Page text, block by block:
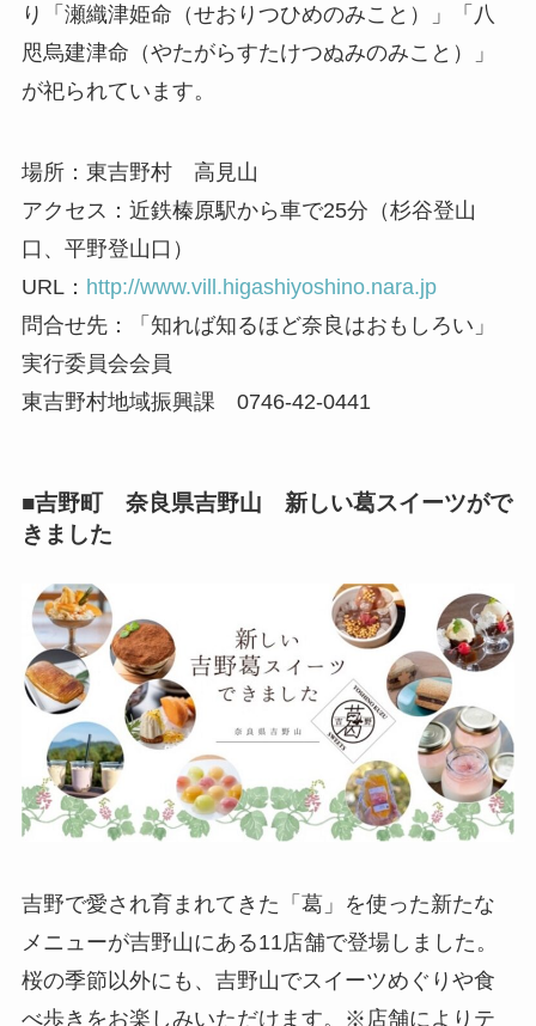
り「瀬織津姫命（せおりつひめのみこと）」「八
咫烏建津命（やたがらすたけつぬみのみこと）」
が祀られています。
場所：東吉野村 高見山
アクセス：近鉄榛原駅から車で25分（杉谷登山
口、平野登山口）
URL： http://www.vill.higashiyoshino.nara.jp
問合せ先：「知れば知るほど奈良はおもしろい」
実行委員会会員
東吉野村地域振興課 0746-42-0441
■吉野町 奈良県吉野山 新しい葛スイーツがで
きました
吉野で愛され育まれてきた「葛」を使った新たな
メニューが吉野山にある11店舗で登場しました。
桜の季節以外にも、吉野山でスイーツめぐりや食
べ歩きをお楽しみいただけます。※店舗によりテ